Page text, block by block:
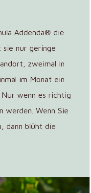
Addenda® die
nur geringe
zweimal in
im Monat ein
Nur wenn es richtig
werden. Wenn Sie
dann blüht die